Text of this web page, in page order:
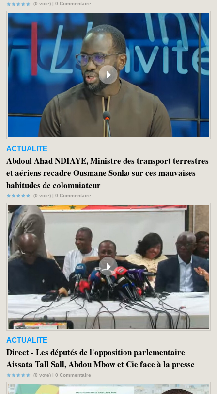
(0 vote) | 0 Commentaire
ACTUALITE
Abdoul Ahad NDIAYE, Ministre des transport terrestres
et aériens recadre Ousmane Sonko sur ces mauvaises
habitudes de colomniateur
(0 vote) | 0 Commentaire
ACTUALITE
Direct - Les députés de l'opposition parlementaire
Aissata Tall Sall, Abdou Mbow et Cie face à la presse
(0 vote) | 0 Commentaire